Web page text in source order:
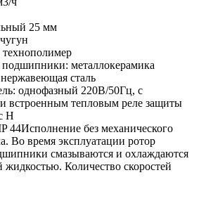
25 мм
технополимер
подшипники: металлокерамика
нержавеющая сталь
однофазный 220В/50Гц, с
встроенным тепловым реле защиты
H
44Исполнение без механического
Во время эксплуатации ротор
смазываются и охлаждаются
жидкостью. Количество скоростей